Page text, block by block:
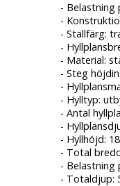
- Belastning
-
- Ställfärg:
-
- Material:
- Steg
-
- Hylltyp:
- Antal
-
- Hyllhöjd:
- Total
- Belastning
- Totaldjup: